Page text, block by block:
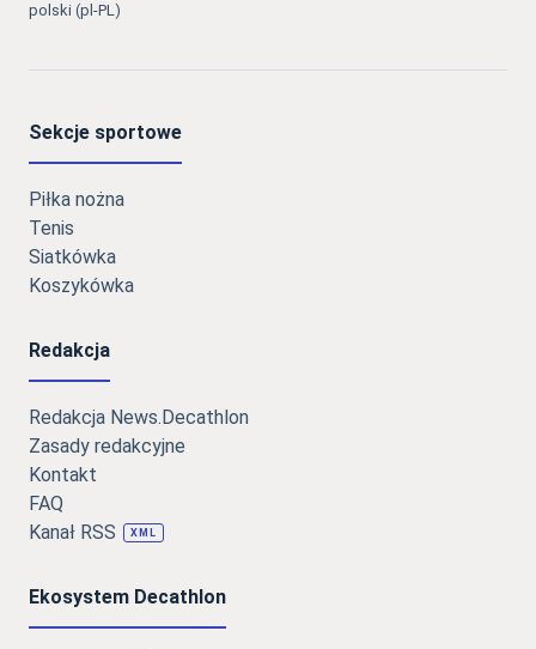
polski (pl-PL)
Sekcje sportowe
Piłka nożna
Tenis
Siatkówka
Koszykówka
Redakcja
Redakcja News.Decathlon
Zasady redakcyjne
Kontakt
FAQ
Kanał RSS
XML
Ekosystem Decathlon